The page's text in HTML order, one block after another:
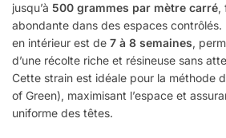
jusqu’à 500 grammes par mètre carré,
abondante dans des espaces
en intérieur est de 7 à 8 semaines,
d’une récolte riche et résineuse sans
Cette strain est idéale pour la méthode
of Green), maximisant l’espace et
uniforme des têtes.